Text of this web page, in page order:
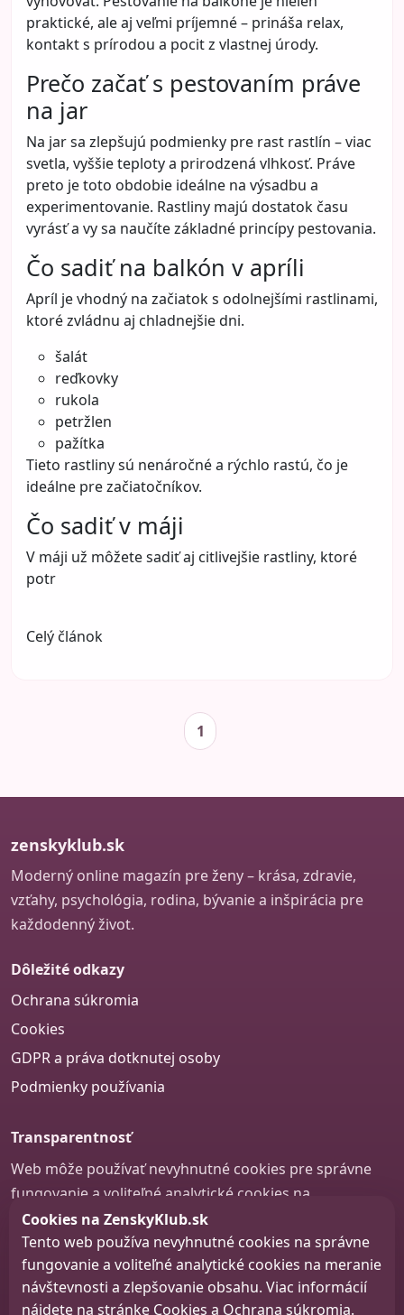
praktické, ale aj veľmi príjemné – prináša relax,
kontakt s prírodou a pocit z vlastnej úrody.
Prečo začať s pestovaním práve
na jar
Na jar sa zlepšujú podmienky pre rast rastlín – viac
svetla, vyššie teploty a prirodzená vlhkosť. Práve
preto je toto obdobie ideálne na výsadbu a
experimentovanie. Rastliny majú dostatok času
vyrásť a vy sa naučíte základné princípy pestovania.
Čo sadiť na balkón v apríli
Apríl je vhodný na začiatok s odolnejšími rastlinami,
ktoré zvládnu aj chladnejšie dni.
šalát
reďkovky
rukola
petržlen
pažítka
Tieto rastliny sú nenáročné a rýchlo rastú, čo je
ideálne pre začiatočníkov.
Čo sadiť v máji
V máji už môžete sadiť aj citlivejšie rastliny, ktoré
potr
Celý článok
1
zenskyklub.sk
Moderný online magazín pre ženy – krása, zdravie,
vzťahy, psychológia, rodina, bývanie a inšpirácia pre
každodenný život.
Dôležité odkazy
Ochrana súkromia
Cookies
GDPR a práva dotknutej osoby
Podmienky používania
Transparentnosť
Web môže používať nevyhnutné cookies pre správne
fungovanie a voliteľné analytické cookies na
zlepšovanie obsahu a používateľskej skúsenosti.
Nastavenie cookies
Cookies na ZenskyKlub.sk
Tento web používa nevyhnutné cookies na správne
fungovanie a voliteľné analytické cookies na meranie
návštevnosti a zlepšovanie obsahu. Viac informácií
nájdete na stránke Cookies a Ochrana súkromia.